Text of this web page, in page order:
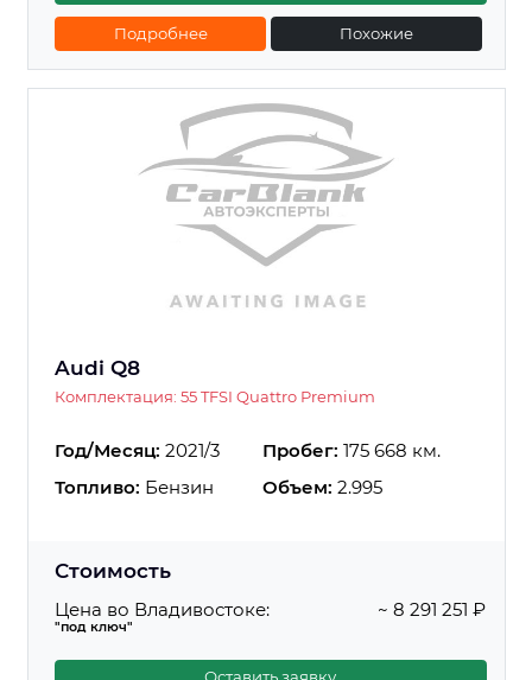
Подробнее Похожие
Audi Q8
Комплектация: 55 TFSI Quattro Premium
Год/Месяц: 2021/3 Пробег: 175 668 км.
Топливо: Бензин Объем: 2.995
Стоимость
Цена во Владивостоке:
"под ключ"
~ 8 291 251 ₽